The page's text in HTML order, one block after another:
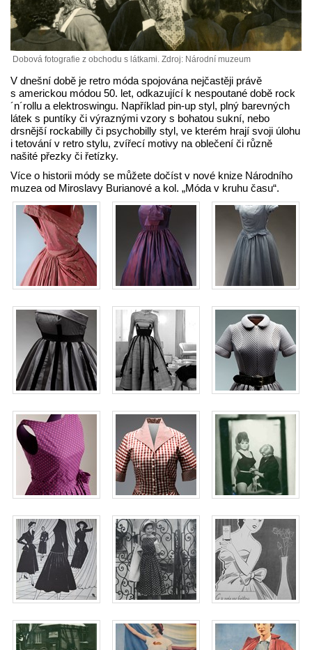
Dobová fotografie z obchodu s látkami. Zdroj: Národní muzeum
V dnešní době je retro móda spojována nejčastěji právě
s americkou módou 50. let, odkazující k nespoutané době rock
´n´rollu a elektroswingu. Například pin-up styl, plný barevných
látek s puntíky či výraznými vzory s bohatou sukní, nebo
drsnější rockabilly či psychobilly styl, ve kterém hrají svoji úlohu
i tetování v retro stylu, zvířecí motivy na oblečení či různě
našité přezky či řetízky.
Více o historii módy se můžete dočíst v nové knize Národního
muzea od Miroslavy Burianové a kol. „Móda v kruhu času“.